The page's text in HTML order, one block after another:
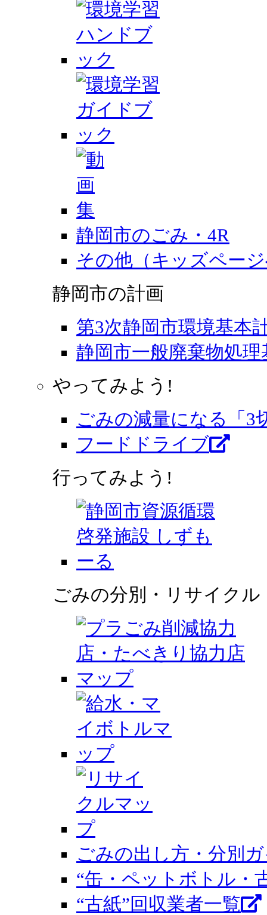
静岡市のごみ・4R
その他（キッズペー
静岡市の計画
第3次静岡市環境基本
静岡市一般廃棄物処理
やってみよう!
ごみの減量になる「3
フードドライブ
行ってみよう!
ごみの分別・リサイクル
ごみの出し方・分別
“缶・ペットボトル・
“古紙”回収業者一覧